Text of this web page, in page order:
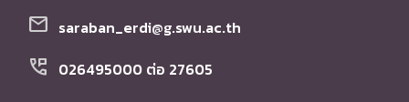
mail saraban_erdi@g.swu.ac.th
perm_phone_msg 026495000 ต่อ 27605